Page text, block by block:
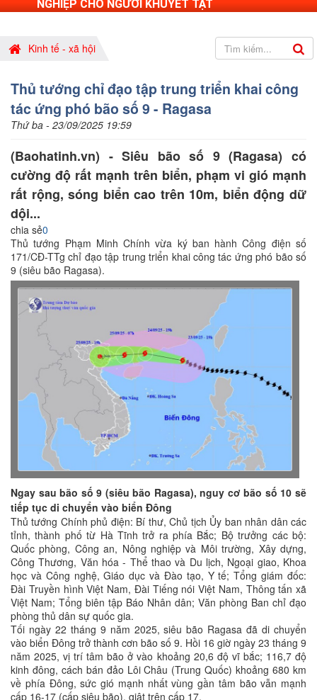
NGHIỆP CHO NGƯỜI KHUYẾT TẬT
Kinh tế - xã hội
Thủ tướng chỉ đạo tập trung triển khai công
tác ứng phó bão số 9 - Ragasa
Thứ ba - 23/09/2025 19:59
(Baohatinh.vn) - Siêu bão số 9 (Ragasa) có
cường độ rất mạnh trên biển, phạm vi gió mạnh
rất rộng, sóng biển cao trên 10m, biển động dữ
dội...
chia sẻ0
Thủ tướng Phạm Minh Chính vừa ký ban hành Công điện số
171/CĐ-TTg chỉ đạo tập trung triển khai công tác ứng phó bão số
9 (siêu bão Ragasa).
Ngay sau bão số 9 (siêu bão Ragasa), nguy cơ bão số 10 sẽ
tiếp tục di chuyển vào biển Đông
Thủ tướng Chính phủ điện: Bí thư, Chủ tịch Ủy ban nhân dân các
tỉnh, thành phố từ Hà Tĩnh trở ra phía Bắc; Bộ trưởng các bộ:
Quốc phòng, Công an, Nông nghiệp và Môi trường, Xây dựng,
Công Thương, Văn hóa - Thể thao và Du lịch, Ngoại giao, Khoa
học và Công nghệ, Giáo dục và Đào tạo, Y tế; Tổng giám đốc:
Đài Truyền hình Việt Nam, Đài Tiếng nói Việt Nam, Thông tấn xã
Việt Nam; Tổng biên tập Báo Nhân dân; Văn phòng Ban chỉ đạo
phòng thủ dân sự quốc gia.
Tối ngày 22 tháng 9 năm 2025, siêu bão Ragasa đã di chuyển
vào biển Đông trở thành cơn bão số 9. Hồi 16 giờ ngày 23 tháng 9
năm 2025, vị trí tâm bão ở vào khoảng 20,6 độ vĩ bắc; 116,7 độ
kinh đông, cách bán đảo Lôi Châu (Trung Quốc) khoảng 680 km
về phía Đông, sức gió mạnh nhất vùng gần tâm bão vẫn mạnh
cấp 16-17 (cấp siêu bão), giật trên cấp 17.